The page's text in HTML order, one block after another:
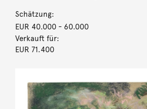
Schätzung:
EUR 40.000- 60.000
Verkauft für:
EUR 71.400